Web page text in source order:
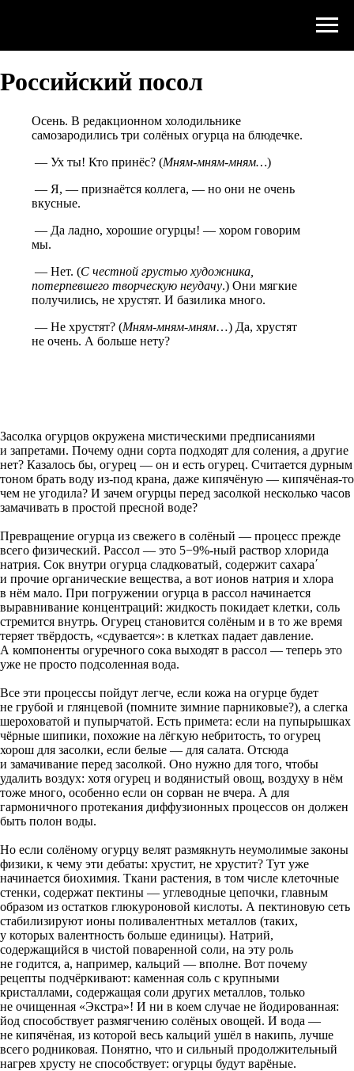
Российский поcол
Осень. В редакционном холодильнике
самозародились три солёных огурца на блюдечке.
— Ух ты! Кто принёс? (Мням-мням-мням…)
— Я, — признаётся коллега, — но они не очень
вкусные.
— Да ладно, хорошие огурцы! — хором говорим
мы.
— Нет. (С честной грустью художника,
потерпевшего творческую неудачу.) Они мягкие
получились, не хрустят. И базилика много.
— Не хрустят? (Мням-мням-мням…) Да, хрустят
не очень. А больше нету?
Засолка огурцов окружена мистическими предписаниями
и запретами. Почему одни сорта подходят для соления, а другие
нет? Казалось бы, огурец — он и есть огурец. Считается дурным
тоном брать воду из-под крана, даже кипячёную — кипячёная-то
чем не угодила? И зачем огурцы перед засолкой несколько часов
замачивать в простой пресной воде?
Превращение огурца из свежего в солёный — процесс прежде
всего физи­ческий. Рассол — это 5−9%-­ный раствор хлорида
натрия. Сок внутри огурца сладковатый, содержит сахара΄
и прочие органические вещества, а вот ионов натрия и хлора
в нём мало. При погружении огурца в рассол начинается
выравнивание концентраций: жидкость покидает клетки, соль
стремится внутрь. Огурец становится солёным и в то же время
теряет твёрдость, «сдувается»: в клетках падает давление.
А компоненты огуречного сока выходят в рассол — теперь это
уже не просто подсоленная вода.
Все эти процессы пойдут легче, ­если кожа на огурце будет
не грубой и глянцевой (помните зимние парниковые?), а слегка
шероховатой и пупырчатой. Есть примета: если на пупырышках
чёрные шипики, похожие на лёгкую небритость, то огурец
хорош для засолки, если белые — для салата. Отсюда
и замачивание перед засолкой. Оно нужно для того, чтобы
удалить воздух: хотя огурец и водянистый овощ, воздуху в нём
тоже много, особенно если он сорван не вчера. А для
гармоничного протекания диффузионных процессов он должен
быть полон воды.
Но если солёному огурцу велят раз­мякнуть неумолимые законы
физики, к чему эти дебаты: хрустит, не хрустит? Тут уже
начинается биохимия. Ткани растения, в том числе клеточные
стенки, содержат пектины — углеводные цепочки, главным
образом из остатков глюкуроновой кислоты. А пектиновую сеть
стабилизируют ионы поливалентных металлов (таких,
у которых валентность больше единицы). Натрий,
содержащийся в чистой поваренной соли, на эту роль
не годится, а, например, кальций — вполне. Вот почему
рецепты подчёркивают: каменная соль с крупными
кристаллами, содержащая соли других металлов, только
не очищенная «Экстра»! И ни в коем случае не йодированная:
йод способствует размягчению солёных овощей. И вода —
не кипячёная, из кото­рой весь кальций ушёл в накипь, лучше
всего родниковая. Понятно, что и сильный продолжительный
нагрев хрусту не способствует: огурцы будут варёные.